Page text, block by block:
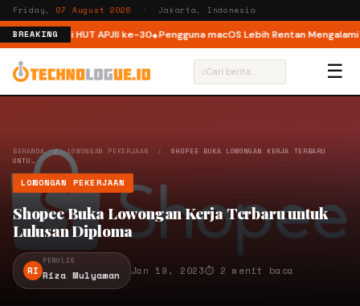
Friday, 07 August 2026 · Jakarta, Indonesia
BREAKING
ISP di HUT APJII ke-30 Pengguna macOS Lebih Rentan Mengalami
⌕ ☰
BERANDA/LOWONGAN PEKERJAAN /SHOPEE BUKA LOWONGAN KERJA TERBARU
UNTU…
LOWONGAN PEKERJAAN
Shopee Buka Lowongan Kerja Terbaru untuk
Lulusan Diploma
RI
PENULIS
Riza Mulyawan Jan 19, 2023⏱ 2 menit baca